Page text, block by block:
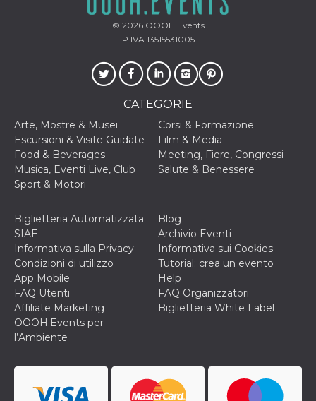
© 2026OOOH.Events
P.IVA 13515531005
CATEGORIE
Arte, Mostre & Musei
Corsi & Formazione
Escursioni & Visite Guidate
Film & Media
Food & Beverages
Meeting, Fiere, Congressi
Musica, Eventi Live, Club
Salute & Benessere
Sport & Motori
Biglietteria Automatizzata
SIAE
Blog
Archivio Eventi
Informativa sulla Privacy
Informativa sui Cookies
Condizioni di utilizzo
Tutorial: crea un evento
App Mobile
Help
FAQ Utenti
FAQ Organizzatori
Affiliate Marketing
Biglietteria White Label
OOOH.Events per
l’Ambiente